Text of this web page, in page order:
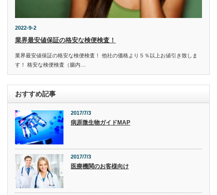
2022-9-2
業界最安値保証の格安な検便検査！
業界最安値保証の格安な検便検査！ 他社の価格より５％以上お値引き致しま
す！ 格安な検便検査（腸内…
おすすめ記事
2017/7/3
病原微生物ガイドMAP
2017/7/3
医療機関のお客様向け